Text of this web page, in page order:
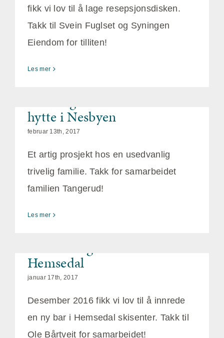
fikk vi lov til å lage resepsjonsdisken.
Takk til Svein Fuglset og Syningen
Eiendom for tilliten!
Les mer
Inne- og utemøbler levert til
hytte i Nesbyen
februar 13th, 2017
Et artig prosjekt hos en usedvanlig
trivelig familie. Takk for samarbeidet
familien Tangerud!
Les mer
Innredning til Skistua
Hemsedal
januar 17th, 2017
Desember 2016 fikk vi lov til å innrede
en ny bar i Hemsedal skisenter. Takk til
Ole Bårtveit for samarbeidet!